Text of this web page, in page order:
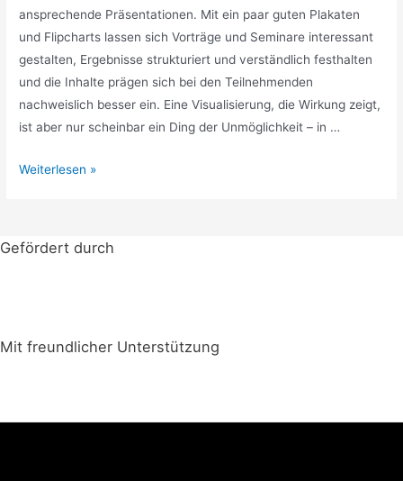
ansprechende Präsentationen. Mit ein paar guten Plakaten
und Flipcharts lassen sich Vorträge und Seminare interessant
gestalten, Ergebnisse strukturiert und verständlich festhalten
und die Inhalte prägen sich bei den Teilnehmenden
nachweislich besser ein. Eine Visualisierung, die Wirkung zeigt,
ist aber nur scheinbar ein Ding der Unmöglichkeit – in …
27.11.22
Flipcharts
Weiterlesen »
Gefördert durch
Mit freundlicher Unterstützung